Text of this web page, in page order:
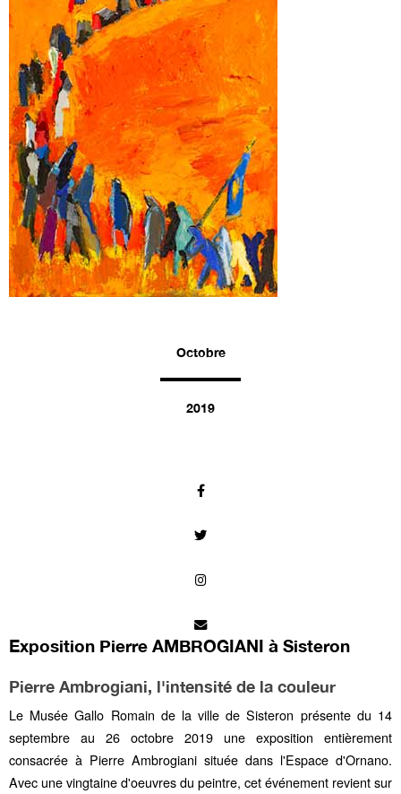
Octobre
2019
Exposition Pierre AMBROGIANI à Sisteron
Pierre Ambrogiani, l'intensité de la couleur
Le Musée Gallo Romain de la ville de Sisteron présente du 14
septembre au 26 octobre 2019 une exposition entièrement
consacrée à Pierre Ambrogiani située dans l'Espace d'Ornano.
Avec une vingtaine d'oeuvres du peintre, cet événement revient sur